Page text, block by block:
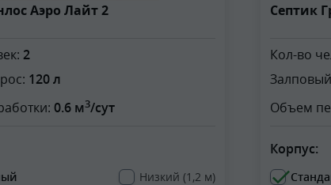
Аэро Лайт 2
2
120 л
0.6 м3/сут
Низкий (1,2 м)
Септик
Кол-во
Объем
Корпус: